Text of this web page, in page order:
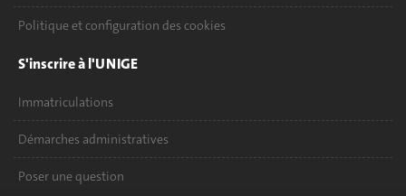
Politique et configuration des cookies
S'inscrire à l'UNIGE
Immatriculations
Démarches administratives
Poser une question